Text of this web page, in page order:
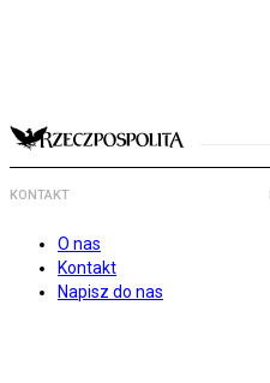
KONTAKT
O nas
Kontakt
Napisz do nas